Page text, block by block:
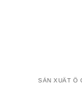
SẢN XUẤT Ô